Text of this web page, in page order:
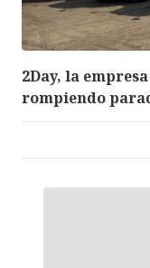
2Day, la
rompiendo